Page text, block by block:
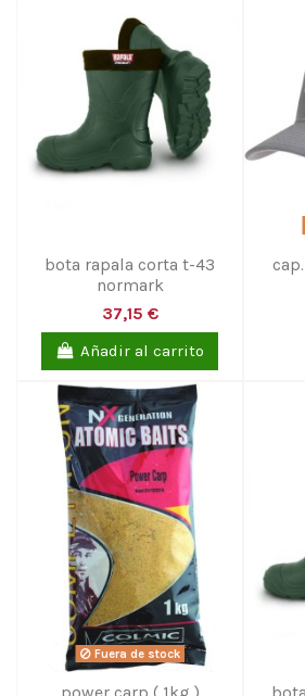
bota rapala corta t-43
normark
37,15 €
Añadir al carrito
Fuera de stock